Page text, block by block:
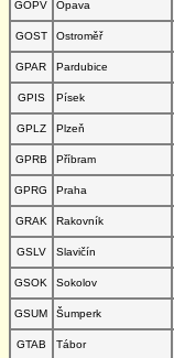
GOPV
Opava
GOST
Ostroměř
GPAR
Pardubice
GPIS
Písek
GPLZ
Plzeň
GPRB
Příbram
GPRG
Praha
GRAK
Rakovník
GSLV
Slavičín
GSOK
Sokolov
GSUM
Šumperk
GTAB
Tábor